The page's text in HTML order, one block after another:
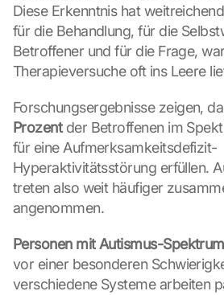
Diese Erkenntnis hat
für die Behandlung, für die
Betroffener und für die Frage,
Therapieversuche oft ins Leere
Forschungsergebnisse zeigen,
Prozent der Betroffenen im
für eine Aufmerksamkeitsdefizit-
Hyperaktivitätsstörung erfüllen.
treten also weit häufiger
angenommen.
Personen mit Autismus-
vor einer besonderen
verschiedene Systeme arbeiten